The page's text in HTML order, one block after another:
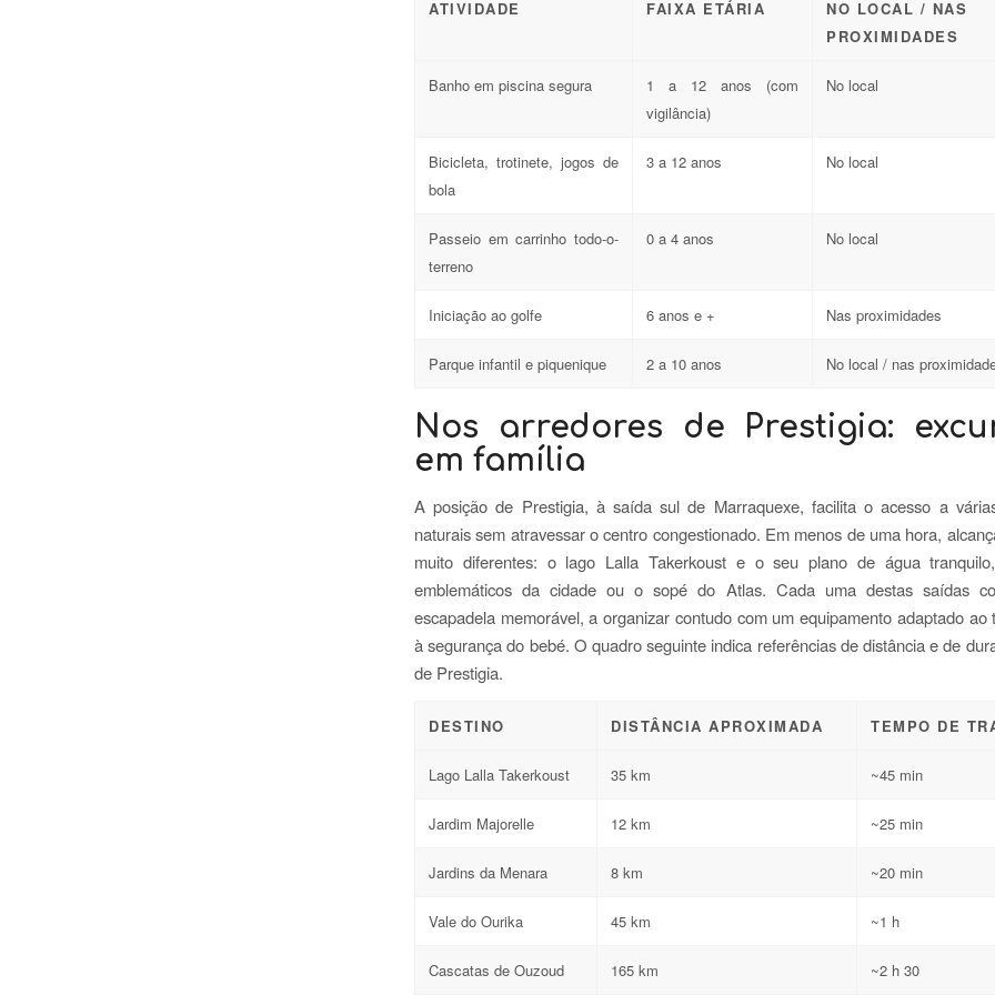
ATIVIDADE FAIXA ETÁRIA
NO LOCAL / NAS
PROXIMIDADES
Banho em piscina segura
1 a 12 anos (com
vigilância)
No local
Bicicleta, trotinete, jogos de
bola
3 a 12 anos No local
Passeio em carrinho todo-o-
terreno
0 a 4 anos No local
Iniciação ao golfe 6 anos e + Nas proximidades
Parque infantil e piquenique 2 a 10 anos No local / nas
Nos arredores de Prestigia:
em família
A posição de Prestigia, à saída sul de Marraquexe, facilita o acesso a
naturais sem atravessar o centro congestionado. Em menos de uma hora,
muito diferentes: o lago Lalla Takerkoust e o seu plano de água
emblemáticos da cidade ou o sopé do Atlas. Cada uma destas saídas
escapadela memorável, a organizar contudo com um equipamento adaptado ao
à segurança do bebé. O quadro seguinte indica referências de distância e de
de Prestigia.
DESTINO DISTÂNCIA APROXIMADA TEMPO DE
Lago Lalla Takerkoust 35 km ~45 min
Jardim Majorelle 12 km ~25 min
Jardins da Menara 8 km ~20 min
Vale do Ourika 45 km ~1 h
Cascatas de Ouzoud 165 km ~2 h 30